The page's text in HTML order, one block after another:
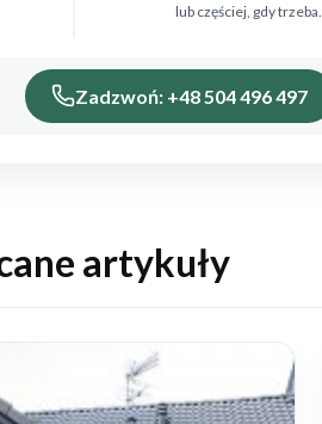
lub częściej, gdy trzeba.
Zadzwoń: +48 504 496 497
artykuły